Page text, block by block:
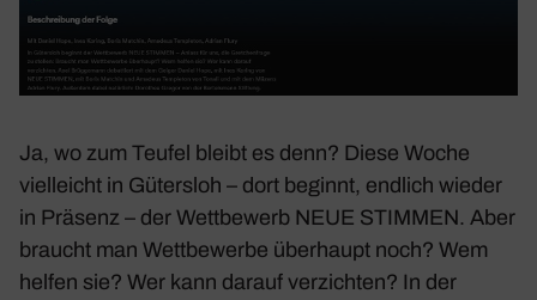
Ja, wo zum Teufel bleibt es denn? Diese Woche
viel­leicht in Gütersloh – dort beginnt, endlich wieder
in Präsenz – der Wett­be­werb NEUE STIMMEN. Aber
braucht man Wett­be­werbe über­haupt noch? Wem
helfen sie? Wer kann darauf verzichten? In der